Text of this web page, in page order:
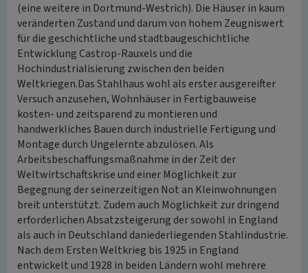
(eine weitere in Dortmund-Westrich). Die Häuser in kaum
veränderten Zustand und darum von hohem Zeugniswert
für die geschichtliche und stadtbaugeschichtliche
Entwicklung Castrop-Rauxels und die
Hochindustrialisierung zwischen den beiden
Weltkriegen.Das Stahlhaus wohl als erster ausgereifter
Versuch anzusehen, Wohnhäuser in Fertigbauweise
kosten- und zeitsparend zu montieren und
handwerkliches Bauen durch industrielle Fertigung und
Montage durch Ungelernte abzulösen. Als
Arbeitsbeschaffungsmaßnahme in der Zeit der
Weltwirtschaftskrise und einer Möglichkeit zur
Begegnung der seinerzeitigen Not an Kleinwohnungen
breit unterstützt. Zudem auch Möglichkeit zur dringend
erforderlichen Absatzsteigerung der sowohl in England
als auch in Deutschland daniederliegenden Stahlindustrie.
Nach dem Ersten Weltkrieg bis 1925 in England
entwickelt und 1928 in beiden Ländern wohl mehrere